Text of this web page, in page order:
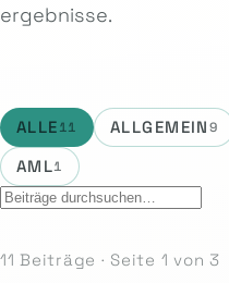
ergebnisse.
ALLE11 ALLGEMEIN9
AML1
11 Beiträge · Seite 1 von 3